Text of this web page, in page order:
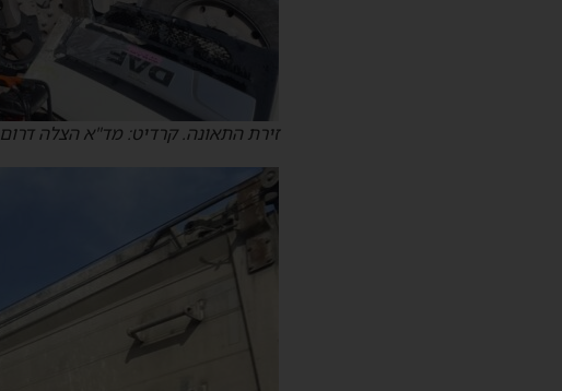
זירת התאונה. קרדיט: מד"א הצלה דרום